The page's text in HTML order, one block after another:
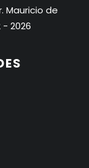
Mauricio de
- 2026